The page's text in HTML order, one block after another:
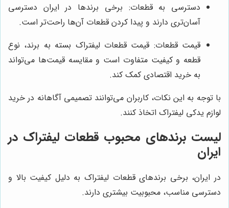
دسترسی به قطعات: برخی برندها در ایران دسترسی
آسان‌تری دارند و پیدا کردن قطعات آن‌ها راحت‌تر است.
قیمت قطعات: قیمت قطعات لیفتراک بسته به برند، نوع
قطعه و کیفیت متفاوت است و مقایسه قیمت‌ها می‌تواند
به خرید اقتصادی کمک کند.
با توجه به این نکات، کاربران می‌توانند تصمیمی آگاهانه در خرید
لوازم یدکی لیفتراک اتخاذ کنند.
لیست برندهای محبوب قطعات لیفتراک در
ایران
در ایران، برخی برندهای قطعات لیفتراک به دلیل کیفیت بالا و
دسترسی مناسب، محبوبیت بیشتری دارند.